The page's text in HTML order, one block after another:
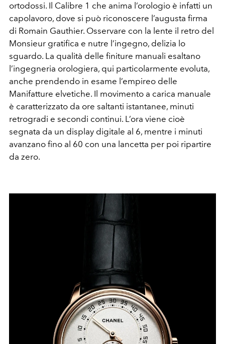
ortodossi. Il Calibre 1 che anima l’orologio è infatti un
capolavoro, dove si può riconoscere l’augusta firma
di Romain Gauthier. Osservare con la lente il retro del
Monsieur gratifica e nutre l’ingegno, delizia lo
sguardo. La qualità delle finiture manuali esaltano
l’ingegneria orologiera, qui particolarmente evoluta,
anche prendendo in esame l’empireo delle
Manifatture elvetiche. Il movimento a carica manuale
è caratterizzato da ore saltanti istantanee, minuti
retrogradi e secondi continui. L’ora viene cioè
segnata da un display digitale al 6, mentre i minuti
avanzano fino al 60 con una lancetta per poi ripartire
da zero.